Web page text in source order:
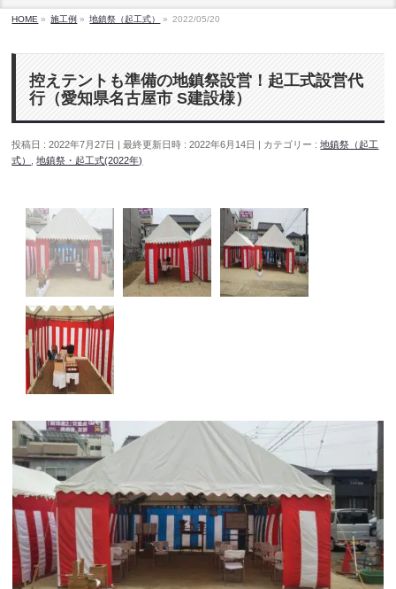
HOME » 施工例 » 地鎮祭（起工式） » 2022/05/20
控えテントも準備の地鎮祭設営！起工式設営代
行（愛知県名古屋市 S建設様）
投稿日 : 2022年7月27日 最終更新日時 : 2022年6月14日 カテゴリー :地鎮祭（起工
式）
,地鎮祭・起工式(2022年)